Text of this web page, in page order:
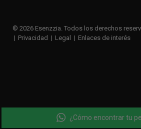
¿Cómo encontrar tu
© 2026 Esenzzia. Todos los derechos
Privacidad
Legal Enlaces de interés